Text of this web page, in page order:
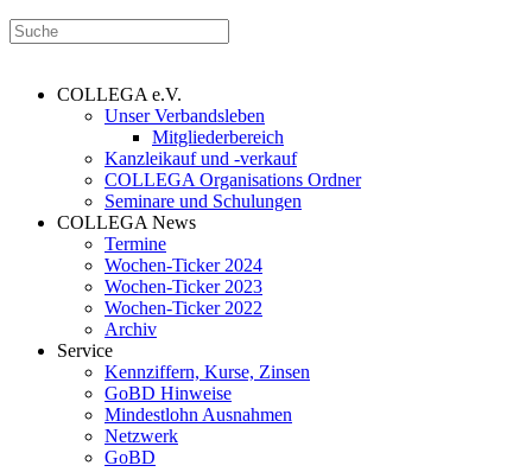
COLLEGA e.V.
Unser Verbandsleben
Mitgliederbereich
Kanzleikauf und -verkauf
COLLEGA Organisations Ordner
Seminare und Schulungen
COLLEGA News
Termine
Wochen-Ticker 2024
Wochen-Ticker 2023
Wochen-Ticker 2022
Archiv
Service
Kennziffern, Kurse, Zinsen
GoBD Hinweise
Mindestlohn Ausnahmen
Netzwerk
GoBD